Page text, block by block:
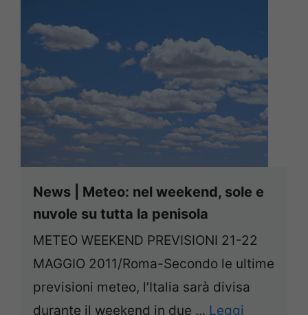
News | Meteo: nel weekend, sole e
nuvole su tutta la penisola
METEO WEEKEND PREVISIONI 21-22
MAGGIO 2011/Roma-Secondo le ultime
previsioni meteo, l’Italia sarà divisa
durante il weekend in due ... Leggi